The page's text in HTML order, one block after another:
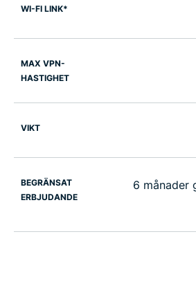
WI-FI LINK*
MAX VPN-
HASTIGHET
VIKT
BEGRÄNSAT
ERBJUDANDE
6 månader